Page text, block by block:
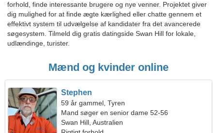
forhold, finde interessante brugere og nye venner. Projektet giver
dig mulighed for at finde ægte kærlighed eller chatte gennem et
effektivt system til udvælgelse af kandidater fra det avancerede
søgesystem. Tilmeld dig gratis datingside Swan Hill for lokale,
udlændinge, turister.
Mænd og kvinder online
Stephen
59 år gammel, Tyren
Mand søger en senior dame 52-56
Swan Hill, Australien